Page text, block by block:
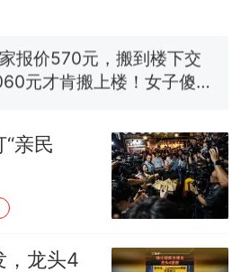
丨只要一枚命中就能让航
痪 轰-6J实力有多强？
部门回应
"白海豚"登陆 中心附近最
十多万人报名的考试，成绩
亲民
，龙头4